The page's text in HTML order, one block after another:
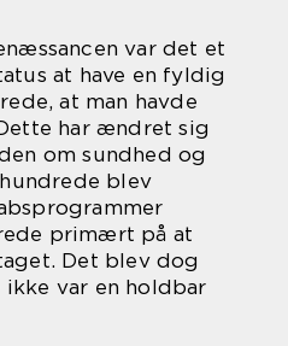
var det et
at have en fyldig
at man havde
har ændret sig
om sundhed og
blev
primært på at
Det blev dog
var en holdbar